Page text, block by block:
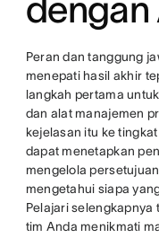
dengan
Peran dan tanggung
menepati hasil akhir
langkah pertama
dan alat manajemen
kejelasan itu ke
dapat menetapkan
mengelola
mengetahui siapa
Pelajari selengkapnya
tim Anda menikmati